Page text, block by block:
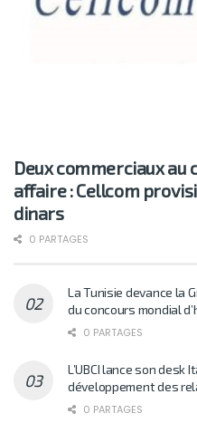
Deux commerciaux au
affaire : Cellcom
dinars
0 PARTAGES
La Tunisie devance la
du concours mondial
0 PARTAGES
L’UBCI lance son desk
développement des
0 PARTAGES